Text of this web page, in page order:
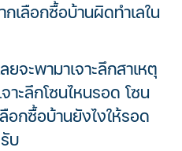
กเลือกซื้อบ้านผิดทำเลใน
าะลึกโซนไหนรอด โซน
อกซื้อบ้านยังไงให้รอด
บ